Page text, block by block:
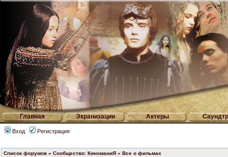
Главная Экранизации Актеры
Вход Регистрация
Список форумов » Сообщество: КиноманиЯ » Все о фильмах